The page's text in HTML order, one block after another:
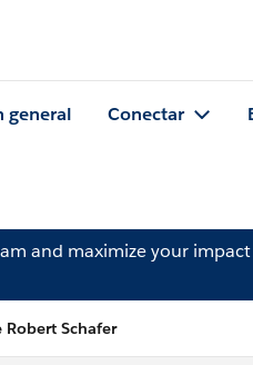
general Conectar
and maximize your
Robert Schafer